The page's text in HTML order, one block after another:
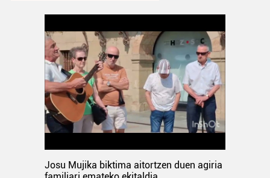
Josu Mujika biktima aitortzen duen agiria